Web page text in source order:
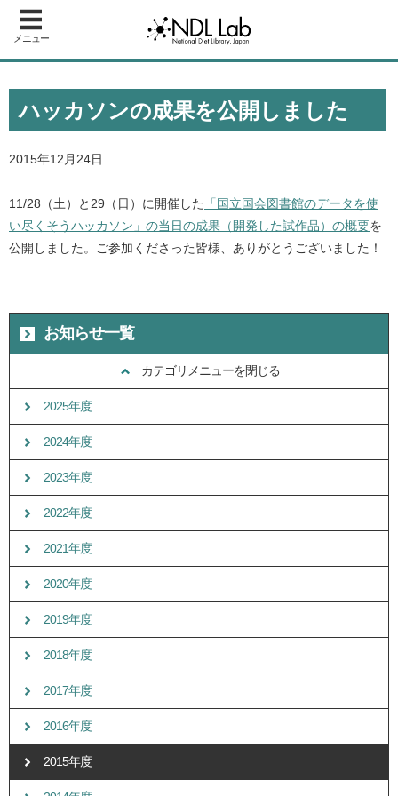
メニュー
ハッカソンの成果を公開しました
2015年12月24日
11/28（土）と29（日）に開催した
「国立国会図書館のデータを使
い尽くそうハッカソン」の当日の成果（開発した試作品）の概要を
公開しました。ご参加くださった皆様、ありがとうございました！
お知らせ一覧
カテゴリメニューを閉じる
2025年度
2024年度
2023年度
2022年度
2021年度
2020年度
2019年度
2018年度
2017年度
2016年度
2015年度